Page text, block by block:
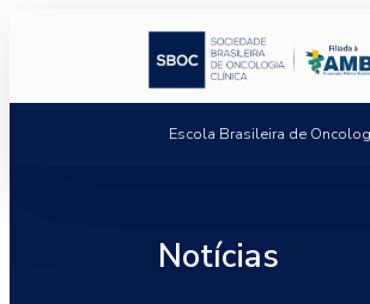
Escola Brasileira de
Notícias